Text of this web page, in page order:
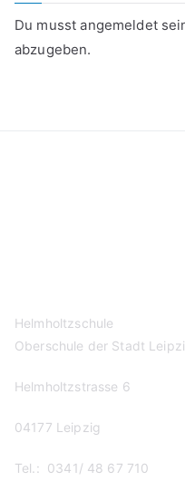
Du musstangemeldet
abzugeben.
Helmholtzschule
Oberschule der Stadt
Helmholtzstrasse 6
04177 Leipzig
Tel.: 0341/ 48 67 710